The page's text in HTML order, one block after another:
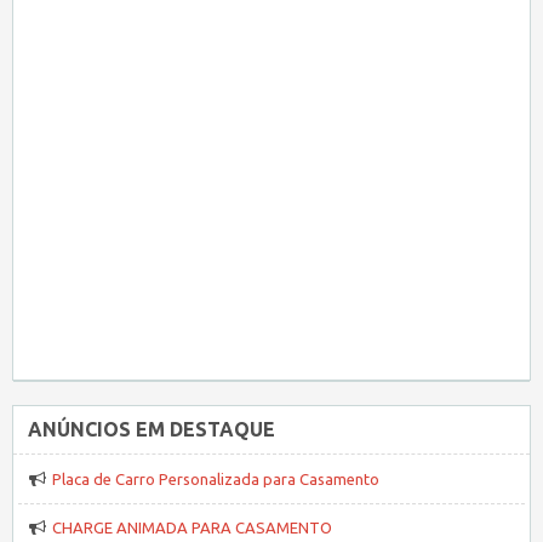
ANÚNCIOS EM DESTAQUE
Placa de Carro Personalizada para Casamento
CHARGE ANIMADA PARA CASAMENTO